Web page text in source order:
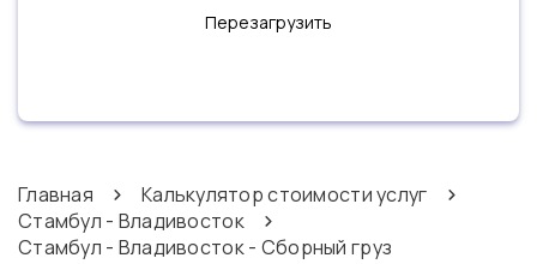
Перезагрузить
Главная
Калькулятор стоимости услуг
Стамбул - Владивосток
Стамбул - Владивосток - Сборный груз